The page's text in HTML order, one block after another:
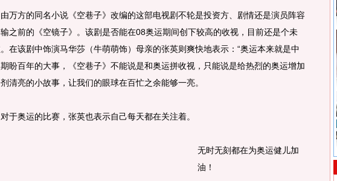
方的同名小说《空巷子》改编的这部电视剧不轮是投资方、剧情还是演员阵容
之前的《空镜子》。该剧是否能在08奥运期间创下较高的收视，目前还是个未
在该剧中饰演马华莎（牛萌萌饰）母亲的张英则爽快地表示：“奥运本来就是中
盼百年的大事，《空巷子》不能说是和奥运拼收视，只能说是给热烈的奥运增加
清亮的小故事，让我们的眼球在百忙之余能够一亮。
奥运的比赛，张英也表示自己每天都在关注着。
无时无刻都在为奥运健儿加
油！